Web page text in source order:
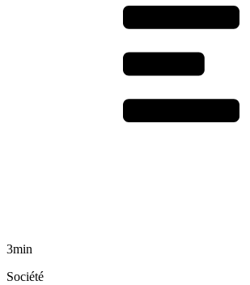
3min
Société